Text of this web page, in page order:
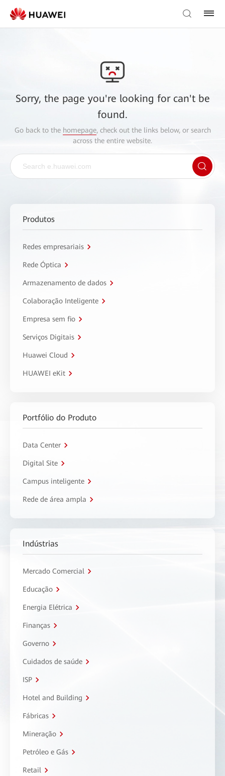
Sorry, the page you're looking for can't be
found.
Go back to the homepage, check out the links below, or search
across the entire website.
Produtos
Redes empresariais
Rede Óptica
Armazenamento de dados
Colaboração Inteligente
Empresa sem fio
Serviços Digitais
Huawei Cloud
HUAWEI eKit
Portfólio do Produto
Data Center
Digital Site
Campus inteligente
Rede de área ampla
Indústrias
Mercado Comercial
Educação
Energia Elétrica
Finanças
Governo
Cuidados de saúde
ISP
Hotel and Building
Fábricas
Mineração
Petróleo e Gás
Retail